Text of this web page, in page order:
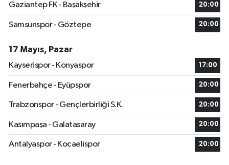
Gaziantep FK - Başakşehir 20:00
Samsunspor - Göztepe 20:00
17 Mayıs, Pazar
Kayserispor - Konyaspor
17:00
Fenerbahçe - Eyüpspor 20:00
Trabzonspor - Gençlerbirliği S.K. 20:00
Kasımpaşa - Galatasaray 20:00
Antalyaspor - Kocaelispor 20:00